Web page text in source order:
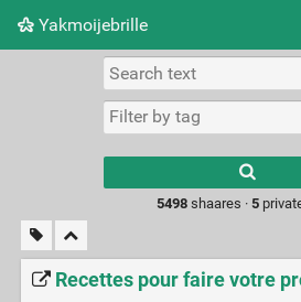
Yakmoijebrille
Picture wall
5498shaares · 5
Recettes pour faire votre